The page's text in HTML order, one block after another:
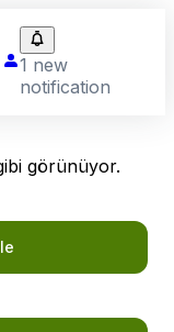
1 new
notification
görünüyor.